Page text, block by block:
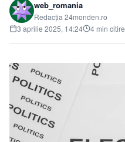
web_romania
Redacția 24monden.ro
3 aprilie 2025, 14:24
4 min citire